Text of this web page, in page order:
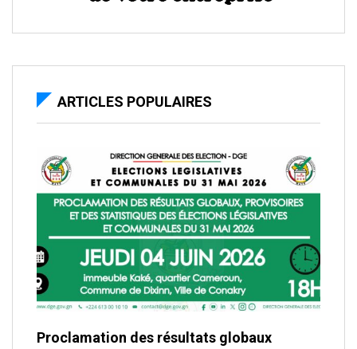
ARTICLES POPULAIRES
Proclamation des résultats globaux